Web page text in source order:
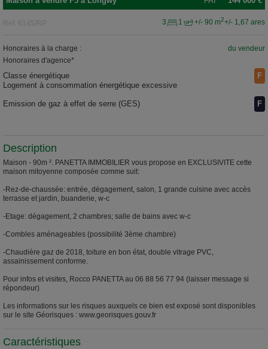
Ref. 6145/RP 3 1 +/- 90 m2+/- 1,67 ares
Honoraires à la charge :
du vendeur
Honoraires d'agence*
Classe énergétique
Logement à consommation énergétique excessive
F
Emission de gaz à effet de serre (GES) F
Description
Maison - 90m ². PANETTA IMMOBILIER vous propose en EXCLUSIVITE cette
maison mitoyenne composée comme suit:
-Rez-de-chaussée: entrée, dégagement, salon, 1 grande cuisine avec accès
terrasse et jardin, buanderie, w-c
-Etage: dégagement, 2 chambres; salle de bains avec w-c
-Combles aménageables (possibilité 3ème chambre)
-Chaudière gaz de 2018, toiture en bon état, double vitrage PVC,
assainissement conforme.
Pour infos et visites, Rocco PANETTA au 06 88 56 77 94 (laisser message si
répondeur)
Les informations sur les risques auxquels ce bien est exposé sont disponibles
sur le site Géorisques : www.georisques.gouv.fr
Caractéristiques